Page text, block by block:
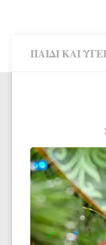
ΠΑΙΔΊ ΚΑΙ